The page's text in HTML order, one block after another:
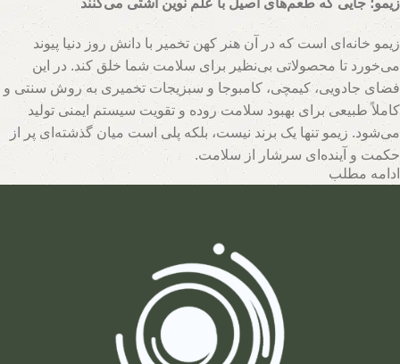
زیمو؛ جایی که طعم‌های اصیل با علم نوین آشتی می‌کنند
زیمو خانه‌ای است که در آن هنر کهن تخمیر با دانش روز دنیا پیوند
می‌خورد تا محصولاتی بی‌نظیر برای سلامت شما خلق کند. در این
فضای جادویی، کیمچی، کامبوجا و سبزیجات تخمیری به روش سنتی و
کاملاً طبیعی برای بهبود سلامت روده و تقویت سیستم ایمنی تولید
می‌شود. زیمو تنها یک برند نیست، بلکه پلی است میان گذشته‌ای پر از
حکمت و آینده‌ای سرشار از سلامت.
می‌کند. اینجا جایی است که هر قطره سرکه سیب، هر برگ سبزی
تخمیری و هر جرعه نوشیدنی پروبیوتیک، داستانی از عشق به طبیعت و
علاقه به سلامت انسان روایت می‌کند. با زیمو، شما نه تنها محصولی
خریداری می‌کنید، بلکه سبک زندگی‌ای طبیعی و پایدار را انتخاب
می‌کنید که ریشه در فرهنگ اصیل و شاخه در آسمان علم امروز دارد.
ادامه مطلب